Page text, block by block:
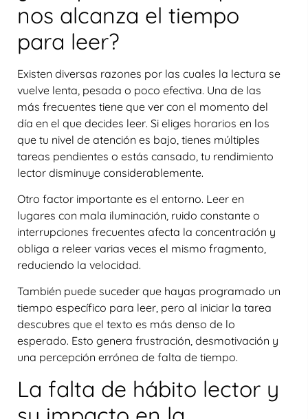
nos alcanza el tiempo
para leer?
Existen diversas razones por las cuales la lectura se
vuelve lenta, pesada o poco efectiva. Una de las
más frecuentes tiene que ver con el momento del
día en el que decides leer. Si eliges horarios en los
que tu nivel de atención es bajo, tienes múltiples
tareas pendientes o estás cansado, tu rendimiento
lector disminuye considerablemente.
Otro factor importante es el entorno. Leer en
lugares con mala iluminación, ruido constante o
interrupciones frecuentes afecta la concentración y
obliga a releer varias veces el mismo fragmento,
reduciendo la velocidad.
También puede suceder que hayas programado un
tiempo específico para leer, pero al iniciar la tarea
descubres que el texto es más denso de lo
esperado. Esto genera frustración, desmotivación y
una percepción errónea de falta de tiempo.
La falta de hábito lector y